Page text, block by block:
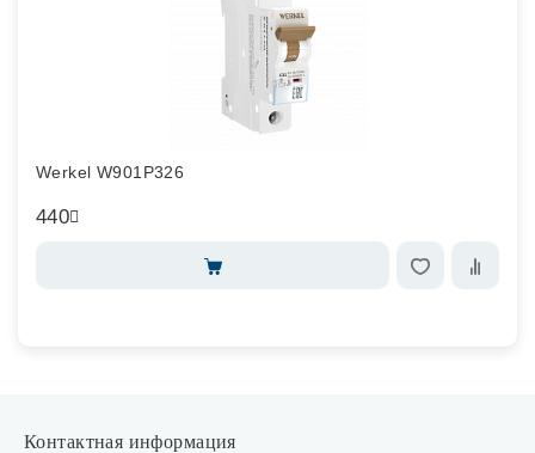
Werkel W901P326
440
Контактная информация